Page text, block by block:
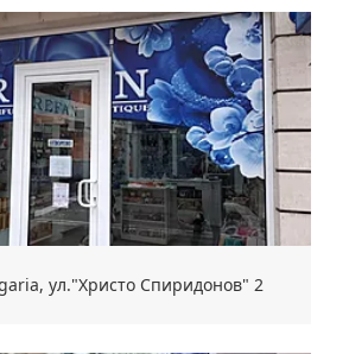
ул."Христо Спиридонов" 2